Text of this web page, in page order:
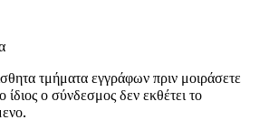
τμήματα εγγράφων πριν μοιράσετε
ο σύνδεσμος δεν εκθέτει το